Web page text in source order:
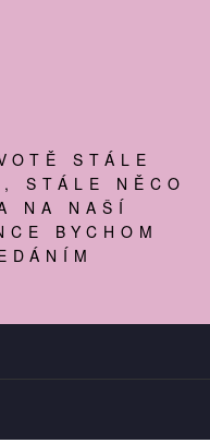
STÁLE
STÁLE NĚCO
NA NAŠÍ
BYCHOM